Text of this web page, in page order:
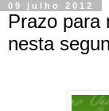
09 julho 2012
Prazo para
nesta